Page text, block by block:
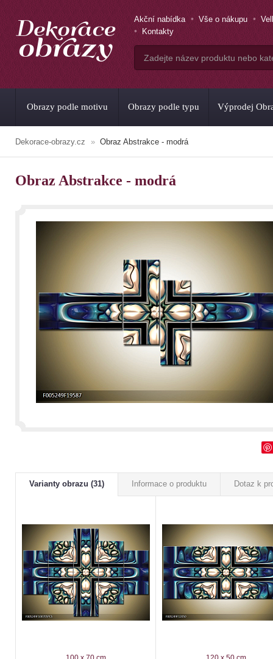
Akční nabídka Vše o nákupu
Kontakty
Obrazy podle motivu Obrazy podle typu Výprodej
Dekorace-obrazy.cz Obraz Abstrakce - modrá
Obraz Abstrakce - modrá
Varianty obrazu (31) Informace o produktu Dotaz k